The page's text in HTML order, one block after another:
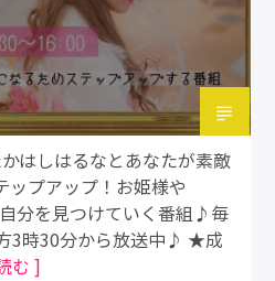
はしはるなとあなたが素敵
ップアップ！お姫様や
分を見つけていく番組♪毎
3時30分から放送中♪ ★成
む ]